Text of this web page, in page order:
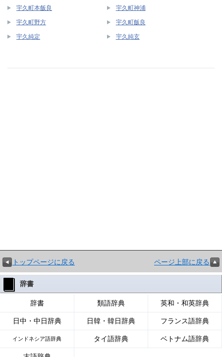
宇久町本飯良 宇久町神浦
宇久町野方 宇久町飯良
宇久純定 宇久純玄
トップページに戻る ページ上部に戻る
辞書
辞書 類語辞典 英和・和英辞典
日中・中日辞典 日韓・韓日辞典 フランス語辞典
インドネシア語辞典 タイ語辞典 ベトナム語辞典